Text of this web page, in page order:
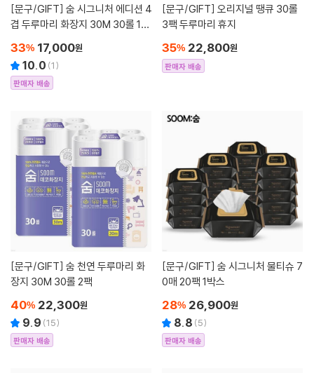
[문구/GIFT]
겹 두루마리 화장지 30M 30롤 1팩
33% 17,000원
10.0 (1)
판매자 배송
[문구/GIFT]
3팩 두루마리 휴지
35% 22,800원
판매자 배송
[문구/GIFT]
장지 30M 30롤 2팩
40% 22,300원
9.9 (15)
판매자 배송
[문구/GIFT]
0매 20팩 1박스
28% 26,900원
8.8 (5)
판매자 배송